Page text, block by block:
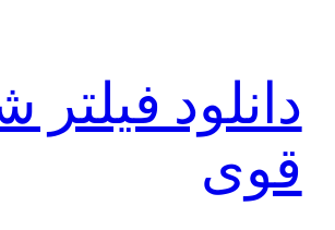
دانلود
قوی